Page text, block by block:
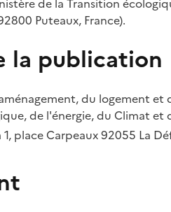
Puteaux, France).
la publication
du logement
de l'énergie, du Climat et
place Carpeaux 92055 La